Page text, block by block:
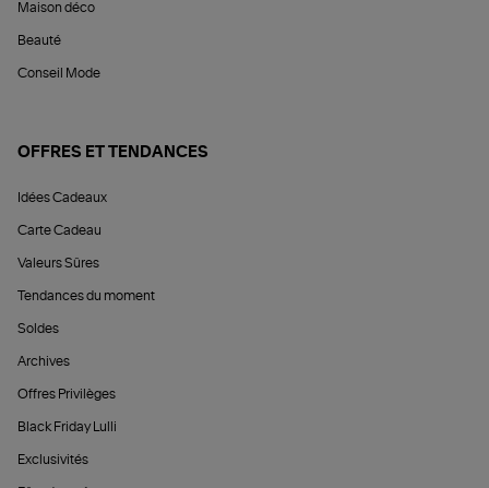
Maison déco
Beauté
Conseil Mode
OFFRES ET TENDANCES
Idées Cadeaux
Carte Cadeau
Valeurs Sûres
Tendances du moment
Soldes
Archives
Offres Privilèges
Black Friday Lulli
Exclusivités